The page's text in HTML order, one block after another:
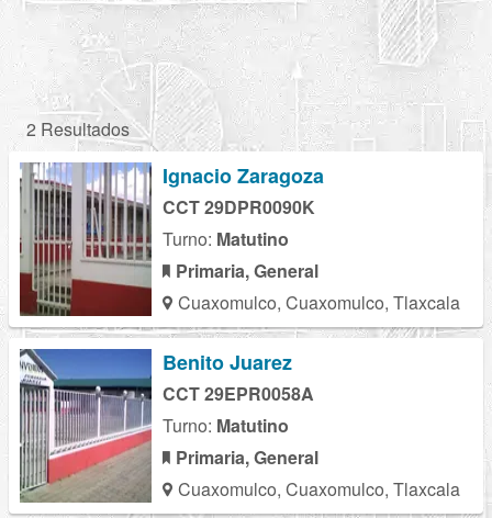
2 Resultados
Ignacio Zaragoza
CCT 29DPR0090K
Turno: Matutino
Primaria, General
Cuaxomulco, Cuaxomulco, Tlaxcala
Benito Juarez
CCT 29EPR0058A
Turno: Matutino
Primaria, General
Cuaxomulco, Cuaxomulco, Tlaxcala